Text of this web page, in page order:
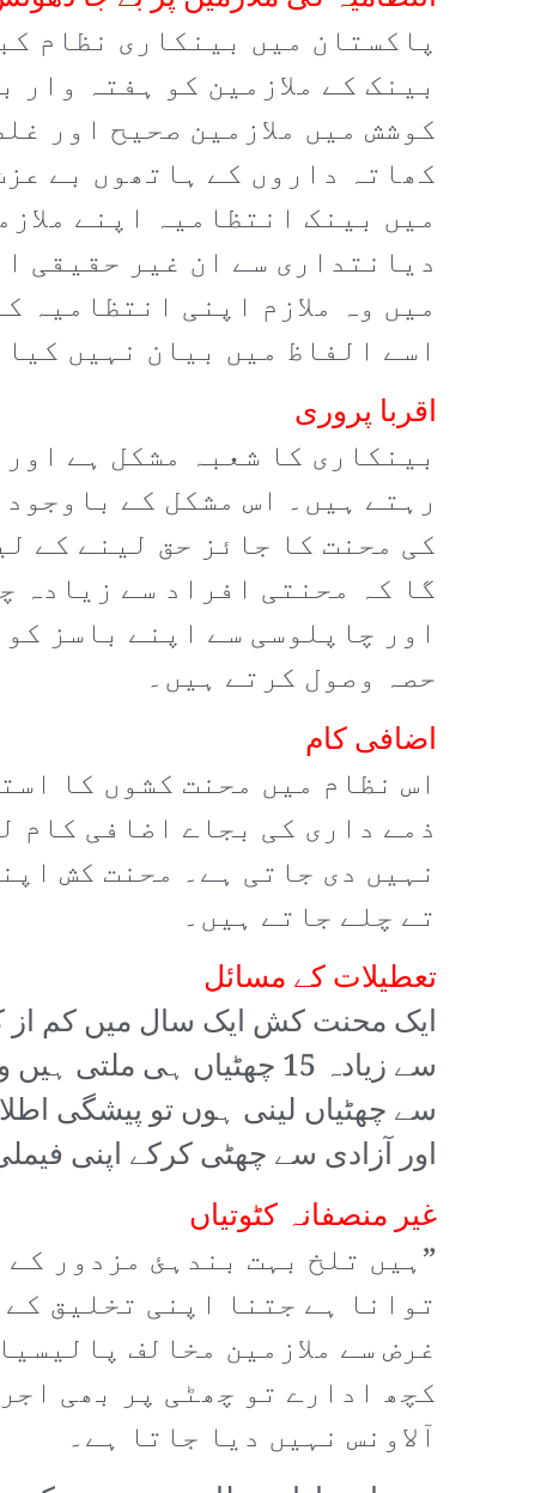
پاکستان میں بینکاری نظام
بینک کے ملازمین کو ہفتہ
کوشش میں ملازمین صحیح اور
کھاتہ داروں کے ہاتھوں بے
میں بینک انتظامیہ اپنے
دیانتداری سے ان غیر حقیقی
میں وہ ملازم اپنی انتظامیہ
اسے الفاظ میں بیان نہیں
اقربا پروری
بینکاری کا شعبہ مشکل ہے
رہتے ہیں۔ اس مشکل کے
کی محنت کا جائز حق لینے کے
گا کہ محنتی افراد سے زیادہ
اور چاپلوسی سے اپنے باسز
حصہ وصول کرتے ہیں۔
اضافی کام
اس نظام میں محنت کشوں کا
ذمے داری کی بجاے اضافی کام
نہیں دی جاتی ہے۔ محنت کش
تے چلے جاتے ہیں۔
تعطیلات کے مسائل
سے زیادہ 15 چھٹیاں ہی
سے چھٹیاں لینی ہوں تو پیشگی
اور آزادی سے چھٹی کرکے اپنی
غیر منصفانہ کٹوتیاں
”ہیں تلخ بہت بندہئ مزدور
توانا ہے جتنا اپنی تخلیق
غرض سے ملازمین مخالف
کچھ ادارے تو چھٹی پر بھی
آلاونس نہیں دیا جاتا ہے۔